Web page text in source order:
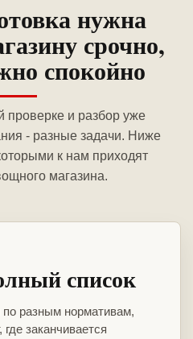
нужна
срочно,
спокойно
проверке и разбор уже
- разные задачи. Ниже
к нам приходят
магазина.
список
разным нормативам,
заканчивается